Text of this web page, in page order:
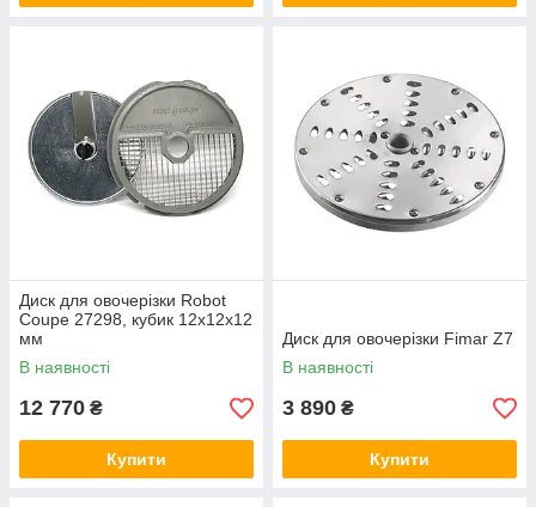
Диск для овочерізки Robot
Coupe 27298, кубик 12х12х12
мм
В наявності
12 770 ₴
Купити
Диск для овочерізки Fimar Z7
В наявності
3 890 ₴
Купити